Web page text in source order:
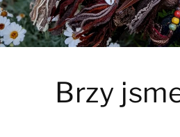
Brzy